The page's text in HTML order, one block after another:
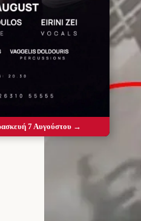
7 Αυγούστου →